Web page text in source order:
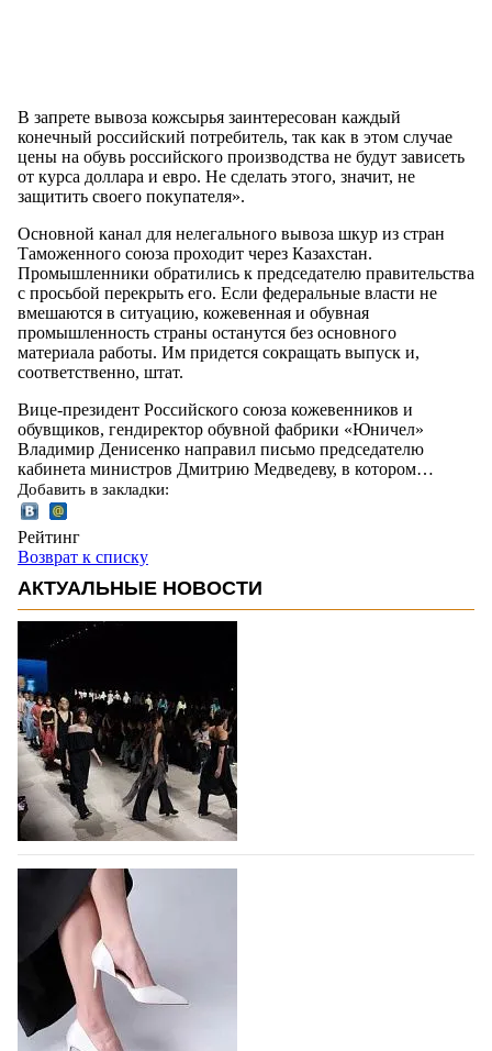
В запрете вывоза кожсырья заинтересован каждый
конечный российский потребитель, так как в этом случае
цены на обувь российского производства не будут зависеть
от курса доллара и евро. Не сделать этого, значит, не
защитить своего покупателя».
Основной канал для нелегального вывоза шкур из стран
Таможенного союза проходит через Казахстан.
Промышленники обратились к председателю правительства
с просьбой перекрыть его. Если федеральные власти не
вмешаются в ситуацию, кожевенная и обувная
промышленность страны останутся без основного
материала работы. Им придется сокращать выпуск и,
соответственно, штат.
Вице-президент Российского союза кожевенников и
обувщиков, гендиректор обувной фабрики «Юничел»
Владимир Денисенко направил письмо председателю
кабинета министров Дмитрию Медведеву, в котором…
Добавить в закладки:
Рейтинг
Возврат к списку
АКТУАЛЬНЫЕ НОВОСТИ
На участие в Московской неделе моды
подано 1047 заявок
На участие в седьмой Московской неделе моды,
которая пройдет в российской столице с 26 сентября
по 1 октября, уже подано 1047 заявок. Примерно